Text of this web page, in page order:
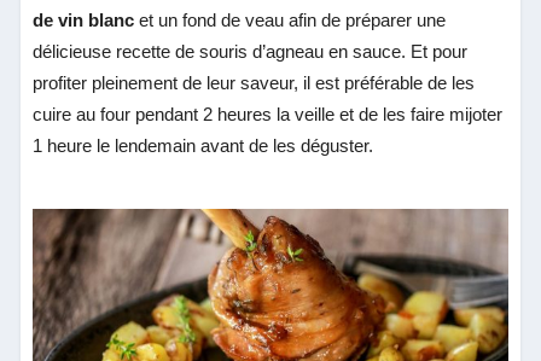
de vin blancet un fond de veau afin de préparer une
délicieuse recette de souris d’agneau en sauce. Et pour
profiter pleinement de leur saveur, il est préférable de les
cuire au four pendant 2 heures la veille et de les faire mijoter
1 heure le lendemain avant de les déguster.